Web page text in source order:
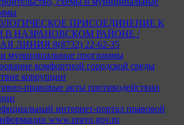
ПРИСОЕДИНЕНИЕ К
В НАЗРАНОВСКОМ РАЙОНЕ /
ЛИНИЯ 8(8732) 22-62-35
муниципальные программы
комфортной городской среды
коррупции
правовые акты противодействии
интернет-портал правовой
www.pravo.gov.ru